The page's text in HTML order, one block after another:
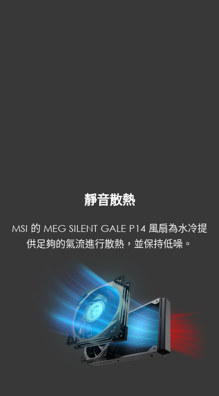
靜音散熱
MSI 的 MEG SILENT GALE P14 風扇為水冷提
供足夠的氣流進行散熱，並保持低噪。